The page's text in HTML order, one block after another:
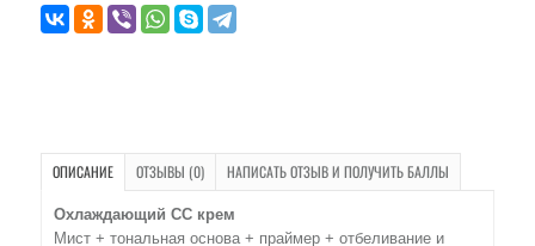
ОПИСАНИЕ ОТЗЫВЫ (0) НАПИСАТЬ ОТЗЫВ И ПОЛУЧИТЬ БАЛЛЫ
Охлаждающий СС крем
Мист + тональная основа + праймер + отбеливание и